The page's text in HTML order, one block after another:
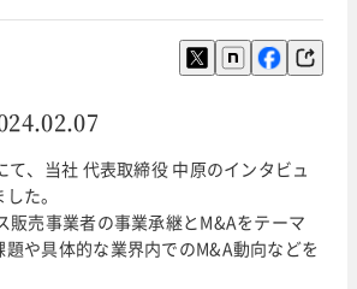
て、当社 代表取締役 中原のインタビュ
た。
販売事業者の事業承継とM&Aをテーマ
や具体的な業界内でのM&A動向などを